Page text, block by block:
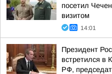
посетил
визитом
14:01
Президент
встретился в
РФ,